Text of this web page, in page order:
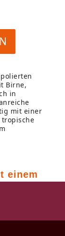
Birne,
in
mit einer
tropische
einem